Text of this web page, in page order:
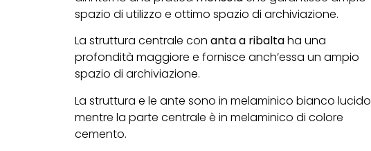
spazio di utilizzo e ottimo spazio di archiviazione.
La struttura centrale con anta a ribaltaha una
profondità maggiore e fornisce anch’essa un ampio
spazio di archiviazione.
La struttura e le ante sono in melaminico bianco lucido
mentre la parte centrale è in melaminico di colore
cemento.